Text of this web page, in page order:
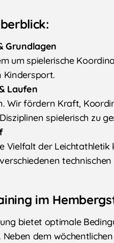
Grundlagen
um spielerische
Kindersport.
Laufen
Wir fördern Kraft,
spielerisch zu
Vielfalt der
im
bietet optimale
dem